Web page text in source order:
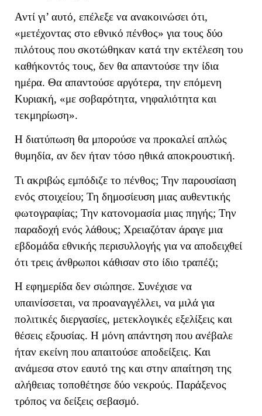
Αντί γι’ αυτό, επέλεξε να ανακοινώσει ότι,
«μετέχοντας στο εθνικό πένθος» για τους δύο
πιλότους που σκοτώθηκαν κατά την εκτέλεση του
καθήκοντός τους, δεν θα απαντούσε την ίδια
ημέρα. Θα απαντούσε αργότερα, την επόμενη
Κυριακή, «με σοβαρότητα, νηφαλιότητα και
τεκμηρίωση».
Η διατύπωση θα μπορούσε να προκαλεί απλώς
θυμηδία, αν δεν ήταν τόσο ηθικά αποκρουστική.
Τι ακριβώς εμπόδιζε το πένθος; Την παρουσίαση
ενός στοιχείου; Τη δημοσίευση μιας αυθεντικής
φωτογραφίας; Την κατονομασία μιας πηγής; Την
παραδοχή ενός λάθους; Χρειαζόταν άραγε μια
εβδομάδα εθνικής περισυλλογής για να αποδειχθεί
ότι τρεις άνθρωποι κάθισαν στο ίδιο τραπέζι;
Η εφημερίδα δεν σιώπησε. Συνέχισε να
υπαινίσσεται, να προαναγγέλλει, να μιλά για
πολιτικές διεργασίες, μετεκλογικές εξελίξεις και
θέσεις εξουσίας. Η μόνη απάντηση που ανέβαλε
ήταν εκείνη που απαιτούσε αποδείξεις. Και
ανάμεσα στον εαυτό της και στην απαίτηση της
αλήθειας τοποθέτησε δύο νεκρούς. Παράξενος
τρόπος να δείξεις σεβασμό.